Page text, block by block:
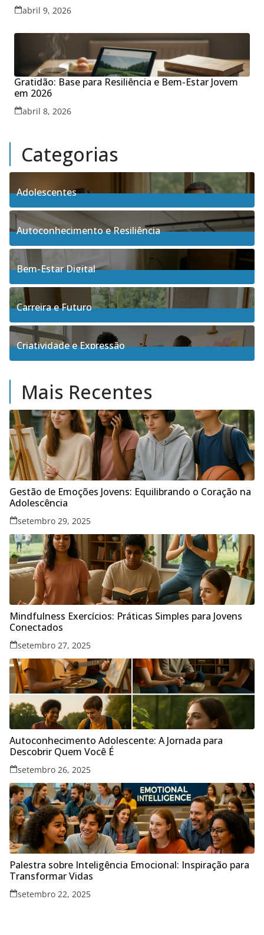
abril 9, 2026
Gratidão: Base para Resiliência e Bem-Estar Jovem
em 2026
abril 8, 2026
Categorias
Adolescentes
4Posts
Autoconhecimento e Resiliência
91Posts
Bem-Estar Digital
3Posts
Carreira e Futuro
5Posts
Criatividade e Expressão
Mais Recentes
Gestão de Emoções Jovens: Equilibrando o Coração na
Adolescência
setembro 29, 2025
Mindfulness Exercícios: Práticas Simples para Jovens
Conectados
setembro 27, 2025
Autoconhecimento Adolescente: A Jornada para
Descobrir Quem Você É
setembro 26, 2025
Palestra sobre Inteligência Emocional: Inspiração para
Transformar Vidas
setembro 22, 2025